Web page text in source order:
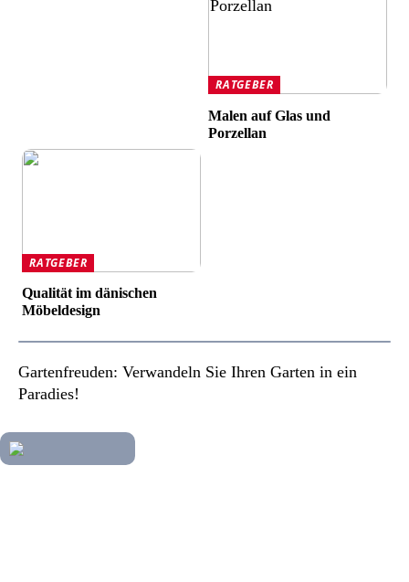
RATGEBER
Malen auf Glas und
Porzellan
RATGEBER
Qualität im dänischen
Möbeldesign
Gartenfreuden: Verwandeln Sie Ihren Garten in ein
Paradies!